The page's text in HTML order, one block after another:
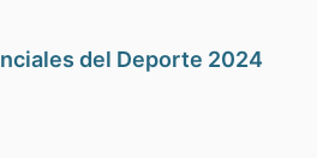
del Deporte 2024